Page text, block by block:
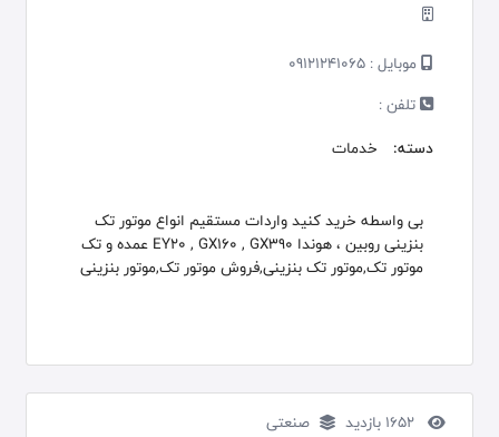
موبایل : 09121241065
تلفن :
دسته:
خدمات
بی واسطه خرید کنید واردات مستقیم انواع موتور تک
بنزینی روبین ، هوندا EY20 , GX160 , GX390 عمده و تک
موتور تک,موتور تک بنزینی,فروش موتور تک,موتور بنزینی
صنعتی